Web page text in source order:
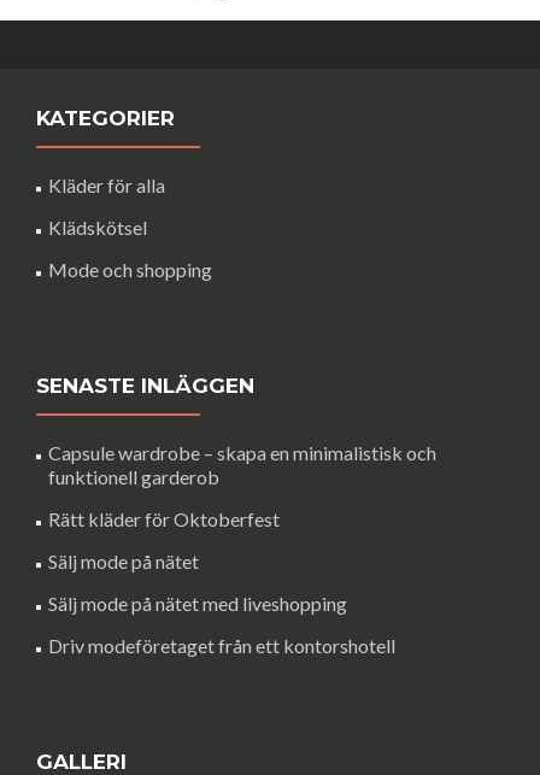
KATEGORIER
Kläder för alla
Klädskötsel
Mode och shopping
SENASTE INLÄGGEN
Capsule wardrobe – skapa en minimalistisk och
funktionell garderob
Rätt kläder för Oktoberfest
Sälj mode på nätet
Sälj mode på nätet med liveshopping
Driv modeföretaget från ett kontorshotell
GALLERI